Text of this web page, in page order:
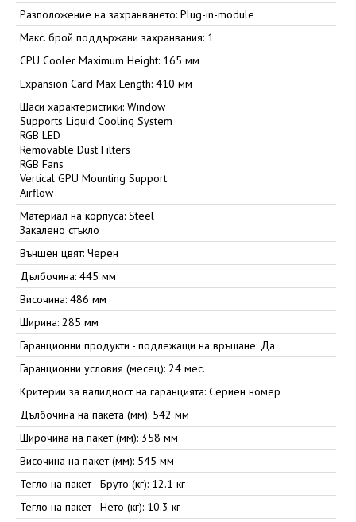
Разположение на захранването: Plug-in-module
Макс. брой поддържани захранвания: 1
CPU Cooler Maximum Height: 165 мм
Expansion Card Max Length: 410 мм
Шаси характеристики: Window
Supports Liquid Cooling System
RGB LED
Removable Dust Filters
RGB Fans
Vertical GPU Mounting Support
Airflow
Материал на корпуса: Steel
Закалено стъкло
Външен цвят: Черен
Дълбочина: 445 мм
Височина: 486 мм
Ширина: 285 мм
Гаранционни продукти - подлежащи на връщане: Да
Гаранционни условия (месец): 24 мес.
Критерии за валидност на гаранцията: Сериен номер
Дълбочина на пакета (мм): 542 мм
Широчина на пакет (мм): 358 мм
Височина на пакет (мм): 545 мм
Тегло на пакет - Бруто (кг): 12.1 кг
Тегло на пакет - Нето (кг): 10.3 кг